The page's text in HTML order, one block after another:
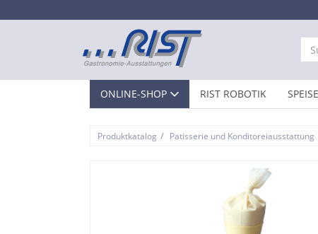
ONLINE-SHOP RIST ROBOTIK
Produktkatalog / Patisserie und Konditoreiausstattung